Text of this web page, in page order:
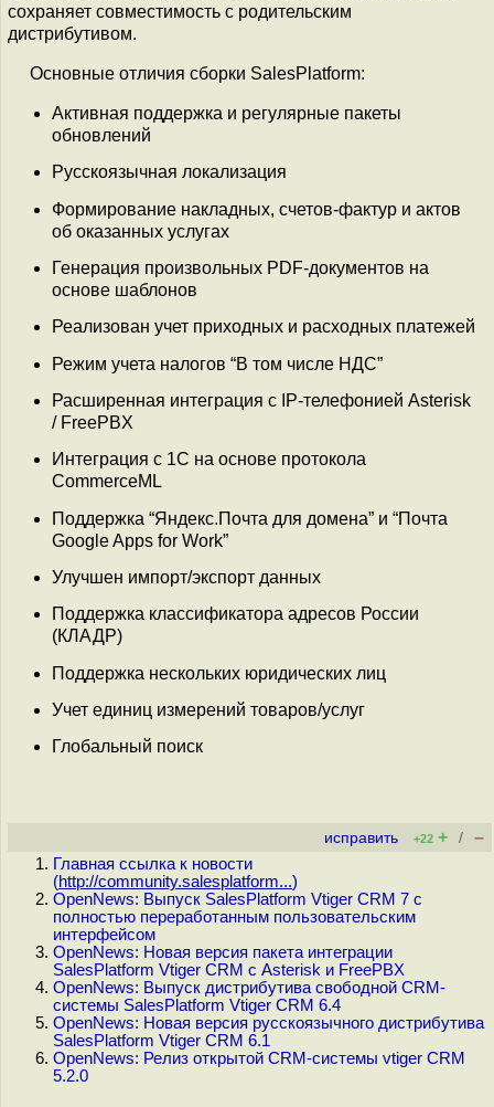
сохраняет совместимость с родительским
дистрибутивом.
Основные отличия сборки SalesPlatform:
Активная поддержка и регулярные пакеты
обновлений
Русскоязычная локализация
Формирование накладных, счетов-фактур и актов
об оказанных услугах
Генерация произвольных PDF-документов на
основе шаблонов
Реализован учет приходных и расходных платежей
Режим учета налогов “В том числе НДС”
Расширенная интеграция с IP-телефонией Asterisk
/ FreePBX
Интеграция с 1С на основе протокола
CommerceML
Поддержка “Яндекс.Почта для домена” и “Почта
Google Apps for Work”
Улучшен импорт/экспорт данных
Поддержка классификатора адресов России
(КЛАДР)
Поддержка нескольких юридических лиц
Учет единиц измерений товаров/услуг
Глобальный поиск
исправить +22 + / –
Главная ссылка к новости
(http://community.salesplatform...)
OpenNews: Выпуск SalesPlatform Vtiger CRM 7 с
полностью переработанным пользовательским
интерфейсом
OpenNews: Новая версия пакета интеграции
SalesPlatform Vtiger CRM с Asterisk и FreePBX
OpenNews: Выпуск дистрибутива свободной CRM-
системы SalesPlatform Vtiger CRM 6.4
OpenNews: Новая версия русскоязычного дистрибутива
SalesPlatform Vtiger CRM 6.1
OpenNews: Релиз открытой CRM-системы vtiger CRM
5.2.0